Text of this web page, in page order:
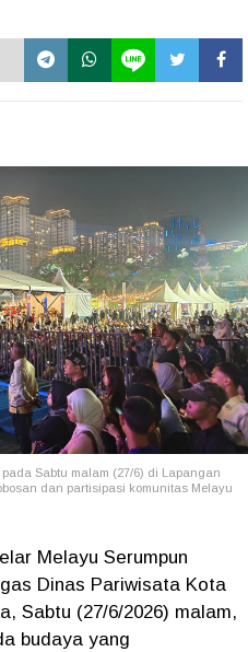
Sabtu malam (27/6) di Lapangan
dan partisipasi komunitas Melayu
Melayu Serumpun
Dinas Pariwisata Kota
Sabtu (27/6/2026) malam,
budaya yang